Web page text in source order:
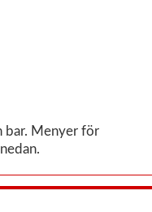
bar. Menyer för